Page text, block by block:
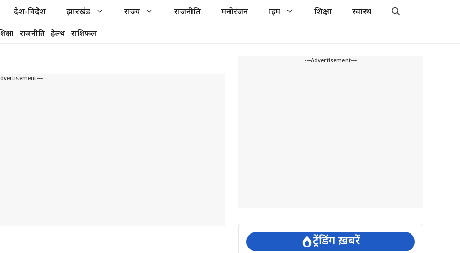
देश-विदेश झारखंड राज्य राजनीति मनोरंजन क्राइम शिक्षा स्वास्थ
राजनीति हेल्थ राशिफल
---Advertisement---
ट्रेंडिंग ख़बरें